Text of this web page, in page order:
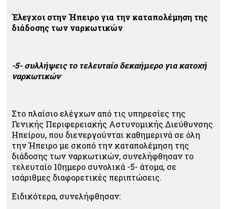
Έλεγχοι στην Ήπειρο για την καταπολέμηση της
διάδοσης των ναρκωτικών
-5- συλλήψεις το τελευταίο δεκαήμερο για κατοχή
ναρκωτικών
Στο πλαίσιο ελέγχων από τις υπηρεσίες της
Γενικής Περιφερειακής Αστυνομικής Διεύθυνσης
Ηπείρου, που διενεργούνται καθημερινά σε όλη
την Ήπειρο με σκοπό την καταπολέμηση της
διάδοσης των ναρκωτικών, συνελήφθησαν το
τελευταίο 10ημερο συνολικά -5- άτομα, σε
ισάριθμες διαφορετικές περιπτώσεις.
Ειδικότερα, συνελήφθησαν: